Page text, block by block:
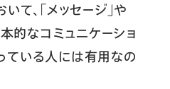
て、「メッセージ」や
本的なコミュニケーショ
いる人には有用なの